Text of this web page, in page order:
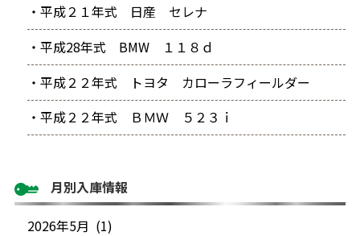
・平成２１年式 日産 セレナ
・平成28年式 BMW １１８ｄ
・平成２２年式 トヨタ カローラフィールダー
・平成２２年式 ＢＭＷ ５２３ｉ
月別入庫情報
2026年5月 (1)